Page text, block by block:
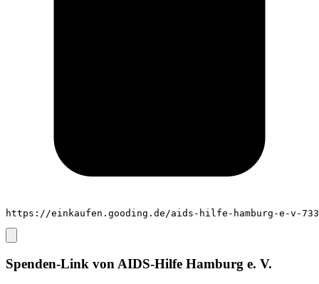
https://einkaufen.gooding.de/aids-hilfe-hamburg-e-v-733
Spenden-Link von AIDS-Hilfe Hamburg e. V.